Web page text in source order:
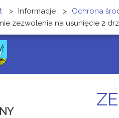
> Informacje > Ochrona
zezwolenia na usunięcie 2